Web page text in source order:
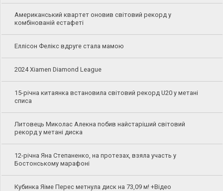
Американський квартет оновив світовий рекорд у
комбінованій естафеті
Еллісон Фелікс вдруге стала мамою
2024 Xiamen Diamond League
15-річна китаянка встановила світовий рекорд U20 у метані
списа
Литовець Миколас Алекна побив найстаріший світовий
рекорд у метані диска
12-річна Яна Степаненко, на протезах, взяла участь у
Бостонському марафоні
Кубинка Яіме Перес метнула диск на 73,09 м! +Відео